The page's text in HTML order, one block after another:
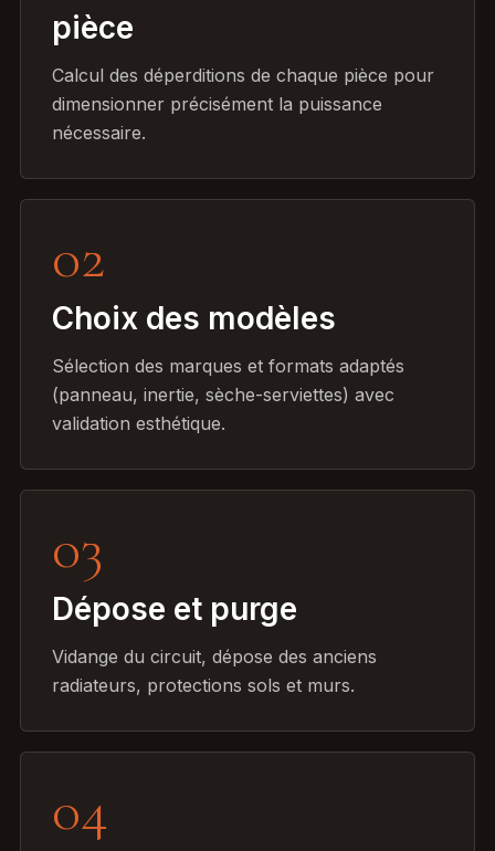
pièce
Calcul des déperditions de chaque pièce pour
dimensionner précisément la puissance
nécessaire.
02
Choix des modèles
Sélection des marques et formats adaptés
(panneau, inertie, sèche-serviettes) avec
validation esthétique.
03
Dépose et purge
Vidange du circuit, dépose des anciens
radiateurs, protections sols et murs.
04